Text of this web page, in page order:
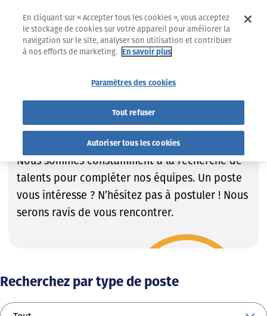
Trouvez le job qui VOUS convient !
Trouvez le job qui VOUS
convient !
Nous sommes constamment à la recherche de
talents pour compléter nos équipes. Un poste
vous intéresse ? N’hésitez pas à postuler ! Nous
serons ravis de vous rencontrer.
Recherchez par type de poste
En cliquant sur « Accepter tous les cookies », vous acceptez
le stockage de cookies sur votre appareil pour améliorer la
navigation sur le site, analyser son utilisation et contribuer
à nos efforts de marketing. En savoir plus
Paramètres des cookies
Tout refuser
Autoriser tous les cookies